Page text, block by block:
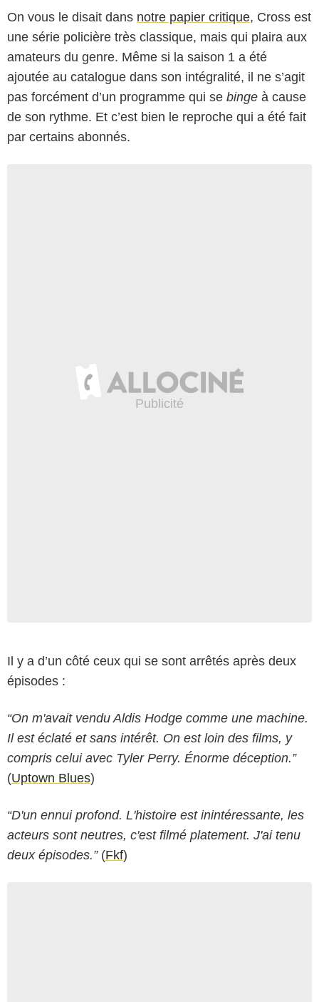
On vous le disait dans notre papier critique, Cross est
une série policière très classique, mais qui plaira aux
amateurs du genre. Même si la saison 1 a été
ajoutée au catalogue dans son intégralité, il ne s’agit
pas forcément d’un programme qui se binge à cause
de son rythme. Et c’est bien le reproche qui a été fait
par certains abonnés.
Il y a d’un côté ceux qui se sont arrêtés après deux
épisodes :
“On m'avait vendu Aldis Hodge comme une machine.
Il est éclaté et sans intérêt. On est loin des films, y
compris celui avec Tyler Perry. Énorme déception.”
(Uptown Blues)
“D'un ennui profond. L'histoire est inintéressante, les
acteurs sont neutres, c'est filmé platement. J'ai tenu
deux épisodes.” (Fkf)